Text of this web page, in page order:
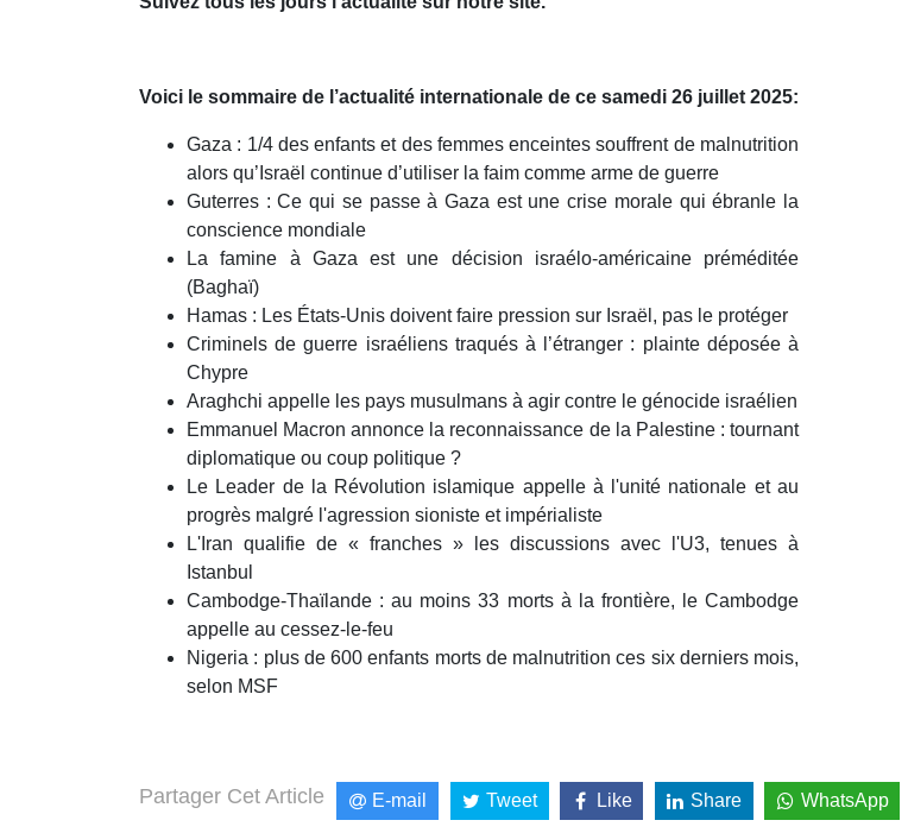
minutes,
Voici le sommaire de l’actualité internationale de ce samedi 26 juillet 2025:
Gaza : 1/4 des enfants et des femmes enceintes souffrent de malnutrition
alors qu’Israël continue d’utiliser la faim comme arme de guerre
Guterres : Ce qui se passe à Gaza est une crise morale qui ébranle la
conscience mondiale
La famine à Gaza est une décision israélo-américaine préméditée
(Baghaï)
Hamas : Les États-Unis doivent faire pression sur Israël, pas le protéger
Criminels de guerre israéliens traqués à l’étranger : plainte déposée à
Chypre
Araghchi appelle les pays musulmans à agir contre le génocide israélien
Emmanuel Macron annonce la reconnaissance de la Palestine : tournant
diplomatique ou coup politique ?
Le Leader de la Révolution islamique appelle à l'unité nationale et au
progrès malgré l'agression sioniste et impérialiste
L'Iran qualifie de « franches » les discussions avec l'U3, tenues à
Istanbul
Cambodge-Thaïlande : au moins 33 morts à la frontière, le Cambodge
appelle au cessez-le-feu
Nigeria : plus de 600 enfants morts de malnutrition ces six derniers mois,
selon MSF
Partager Cet Article E-mail Tweet Like Share WhatsApp